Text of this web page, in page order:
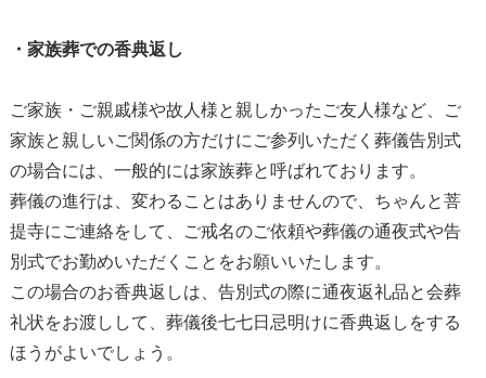
・家族葬での香典返し
ご家族・ご親戚様や故人様と親しかったご友人様など、ご
家族と親しいご関係の方だけにご参列いただく葬儀告別式
の場合には、一般的には家族葬と呼ばれております。
葬儀の進行は、変わることはありませんので、ちゃんと菩
提寺にご連絡をして、ご戒名のご依頼や葬儀の通夜式や告
別式でお勤めいただくことをお願いいたします。
この場合のお香典返しは、告別式の際に通夜返礼品と会葬
礼状をお渡しして、葬儀後七七日忌明けに香典返しをする
ほうがよいでしょう。